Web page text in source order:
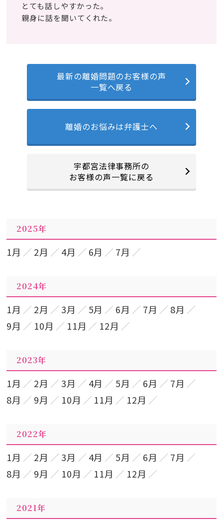
とても話しやすかった。
親身に話を聞いてくれた。
最新の離婚問題のお客様の声
一覧へ戻る
離婚のお悩みは弁護士へ
宇都宮法律事務所の
お客様の声一覧に戻る
2025年
1月 2月 4月 6月 7月
2024年
1月 2月 3月 5月 6月 7月
8月
9月
10月 11月 12月
2023年
1月 2月 3月 4月 5月 6月
7月
8月
9月 10月 11月 12月
2022年
1月 2月 3月 4月 5月 6月
7月
8月
9月 10月 11月 12月
2021年